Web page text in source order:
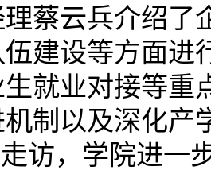
蔡云兵介绍了
建设等方面进
就业对接等重
制以及深化产
访，学院进一